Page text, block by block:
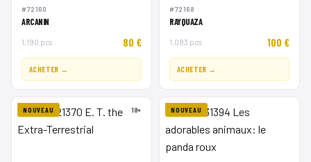
#72160
ARCANIN
1,190 pcs 80 €
ACHETER →
#72168
RAYQUAZA
1,083 pcs 100 €
ACHETER →
NOUVEAU 18+ NOUVEAU